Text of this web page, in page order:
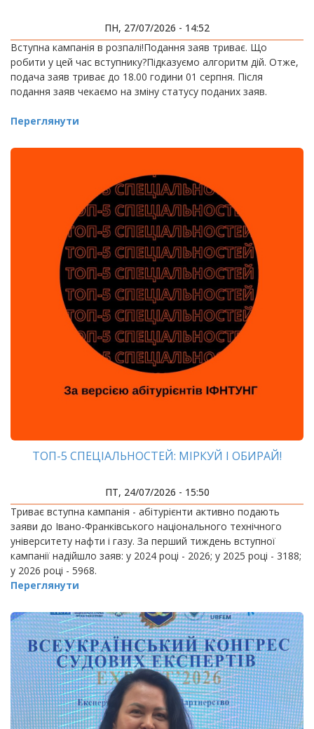
ПН, 27/07/2026 - 14:52
Вступна кампанія в розпалі!Подання заяв триває. Що
робити у цей час вступнику?Підказуємо алгоритм дій. Отже,
подача заяв триває до 18.00 години 01 серпня. Після
подання заяв чекаємо на зміну статусу поданих заяв.
Переглянути
ТОП-5 СПЕЦІАЛЬНОСТЕЙ: МІРКУЙ І ОБИРАЙ!
ПТ, 24/07/2026 - 15:50
Триває вступна кампанія - абітурієнти активно подають
заяви до Івано-Франківського національного технічного
університету нафти і газу. За перший тиждень вступної
кампанії надійшло заяв: у 2024 році - 2026; у 2025 році - 3188;
у 2026 році - 5968.
Переглянути